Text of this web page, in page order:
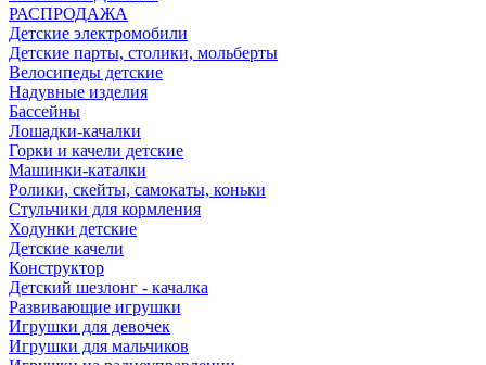
РАСПРОДАЖА
Детские электромобили
Детские парты, столики, мольберты
Велосипеды детские
Надувные изделия
Бассейны
Лошадки-качалки
Горки и качели детские
Машинки-каталки
Ролики, скейты, самокаты, коньки
Стульчики для кормления
Ходунки детские
Детские качели
Конструктор
Детский шезлонг - качалка
Развивающие игрушки
Игрушки для девочек
Игрушки для мальчиков